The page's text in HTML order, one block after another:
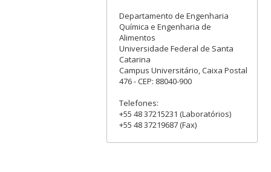
Departamento de Engenharia
Química e Engenharia de
Alimentos
Universidade Federal de Santa
Catarina
Campus Universitário, Caixa Postal
476 - CEP: 88040-900
Telefones:
+55 48 37215231 (Laboratórios)
+55 48 37219687 (Fax)